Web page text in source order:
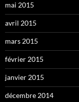
mai 2015
avril 2015
mars 2015
février 2015
janvier 2015
décembre 2014